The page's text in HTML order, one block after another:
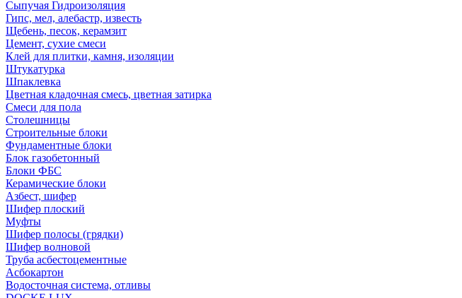
Сыпучая Гидроизоляция
Гипс, мел, алебастр, известь
Щебень, песок, керамзит
Цемент, сухие смеси
Клей для плитки, камня, изоляции
Штукатурка
Шпаклевка
Цветная кладочная смесь, цветная затирка
Смеси для пола
Столешницы
Строительные блоки
Фундаментные блоки
Блок газобетонный
Блоки ФБС
Керамические блоки
Азбест, шифер
Шифер плоский
Муфты
Шифер полосы (грядки)
Шифер волновой
Труба асбестоцементные
Асбокартон
Водосточная система, отливы